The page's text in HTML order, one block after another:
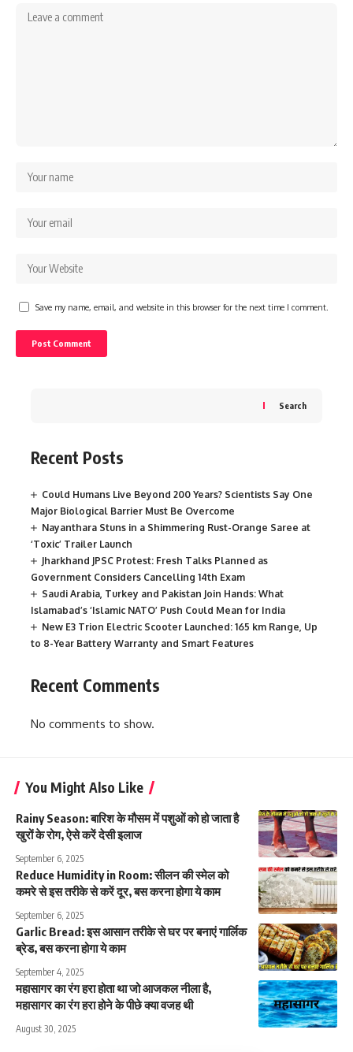
Save my name, email, and website in this browser for the next time I comment.
Search
Recent Posts
Could Humans Live Beyond 200 Years? Scientists Say One
Major Biological Barrier Must Be Overcome
Nayanthara Stuns in a Shimmering Rust-Orange Saree at
‘Toxic’ Trailer Launch
Jharkhand JPSC Protest: Fresh Talks Planned as
Government Considers Cancelling 14th Exam
Saudi Arabia, Turkey and Pakistan Join Hands: What
Islamabad’s ‘Islamic NATO’ Push Could Mean for India
New E3 Trion Electric Scooter Launched: 165 km Range, Up
to 8-Year Battery Warranty and Smart Features
Recent Comments
No comments to show.
You Might Also Like
Rainy Season: बारिश के मौसम में पशुओं को हो जाता है
खुरों के रोग, ऐसे करें देसी इलाज
September 6, 2025
Reduce Humidity in Room: सीलन की स्मेल को
कमरे से इस तरीके से करें दूर, बस करना होगा ये काम
September 6, 2025
Garlic Bread: इस आसान तरीके से घर पर बनाएं गार्लिक
ब्रेड, बस करना होगा ये काम
September 4, 2025
महासागर का रंग हरा होता था जो आजकल नीला है,
महासागर का रंग हरा होने के पीछे क्या वजह थी
August 30, 2025